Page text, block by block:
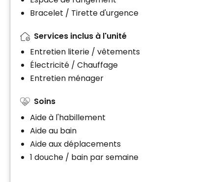
Bracelet / Tirette d'urgence
Services inclus à l'unité
Entretien literie / vêtements
Électricité / Chauffage
Entretien ménager
Soins
Aide à l'habillement
Aide au bain
Aide aux déplacements
1 douche / bain par semaine